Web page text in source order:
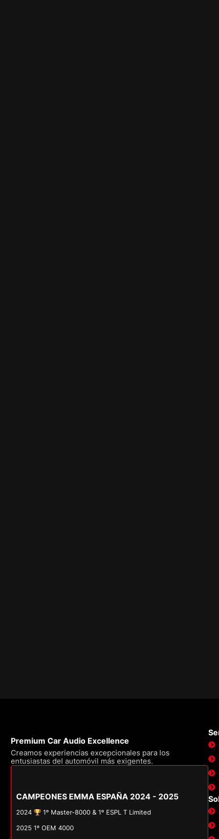
Premium Car Audio Excellence
Creamos experiencias excepcionales para los
entusiastas del automóvil más exigentes.
CAMPEONES EMMA ESPAÑA 2024 - 2025
2024
1º Master-8000 & 1º ESPL T Limited
2025 1º OEM 4000